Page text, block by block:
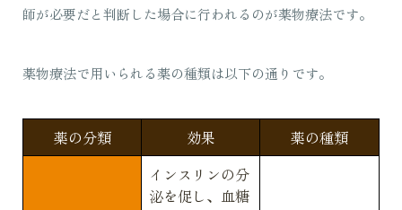
師が必要だと判断した場合に行われるのが薬物療法です。
薬物療法で用いられる薬の種類は以下の通りです。
薬の分類 効果
薬の種類
インスリンの分
泌を促し、血糖